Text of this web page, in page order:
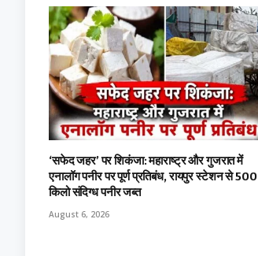
‘सफेद जहर’ पर शिकंजा: महाराष्ट्र और गुजरात में
एनालॉग पनीर पर पूर्ण प्रतिबंध, रायपुर स्टेशन से 500
किलो संदिग्ध पनीर जब्त
August 6, 2026